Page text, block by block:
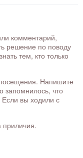
комментарий,
решение по поводу
тем, кто только
Напишите
запомнилось, что
вы ходили с
приличия.